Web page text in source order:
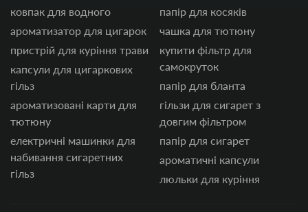
ковпак для водного
ароматизатор для цигарок
пристрій для куріння трави
капсули для цигаркових
гільз
ароматизовані карти для
тютюну
електричні машинки для
набивання сигаретних
гільз
папір для косяків
чашка для тютюну
купити фільтр для
самокруток
папір для бланта
гільзи для сигарет з
довгим фільтром
папір для сигарет
ароматичні капсули
люльки для куріння